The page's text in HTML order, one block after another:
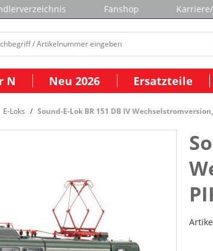
Fanshop
N Neu 2026 Ersatzteile
E-Loks Sound-E-Lok BR 151 DB IV